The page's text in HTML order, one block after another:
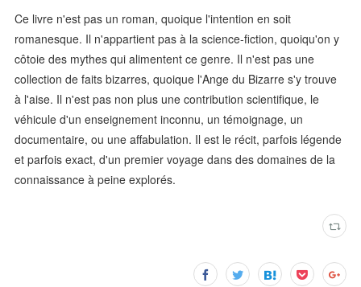
Ce livre n'est pas un roman, quoique l'intention en soit
romanesque. Il n'appartient pas à la science-fiction, quoiqu'on y
côtoie des mythes qui alimentent ce genre. Il n'est pas une
collection de faits bizarres, quoique l'Ange du Bizarre s'y trouve
à l'aise. Il n'est pas non plus une contribution scientifique, le
véhicule d'un enseignement inconnu, un témoignage, un
documentaire, ou une affabulation. Il est le récit, parfois légende
et parfois exact, d'un premier voyage dans des domaines de la
connaissance à peine explorés.